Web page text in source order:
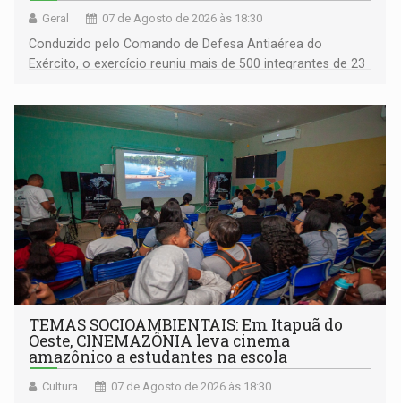
Geral 07 de Agosto de 2026 às 18:30
Conduzido pelo Comando de Defesa Antiaérea do
Exército, o exercício reuniu mais de 500 integrantes de 23
TEMAS SOCIOAMBIENTAIS: Em Itapuã do
Oeste, CINEMAZÔNIA leva cinema
amazônico a estudantes na escola
Cultura 07 de Agosto de 2026 às 18:30